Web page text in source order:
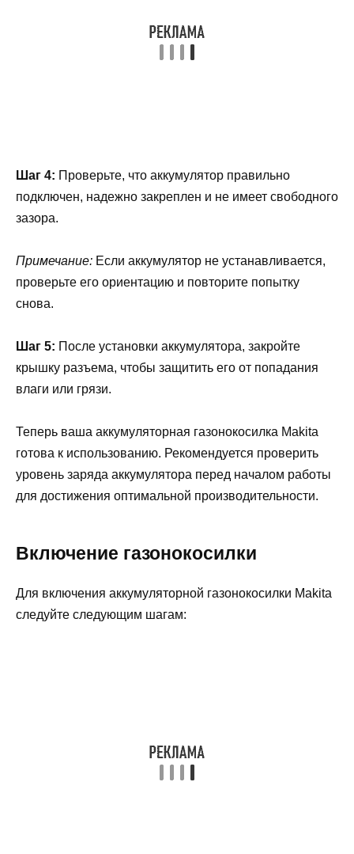
Шаг 4: Проверьте, что аккумулятор правильно
подключен, надежно закреплен и не имеет свободного
зазора.
Примечание: Если аккумулятор не устанавливается,
проверьте его ориентацию и повторите попытку
снова.
Шаг 5: После установки аккумулятора, закройте
крышку разъема, чтобы защитить его от попадания
влаги или грязи.
Теперь ваша аккумуляторная газонокосилка Makita
готова к использованию. Рекомендуется проверить
уровень заряда аккумулятора перед началом работы
для достижения оптимальной производительности.
Включение газонокосилки
Для включения аккумуляторной газонокосилки Makita
следуйте следующим шагам: